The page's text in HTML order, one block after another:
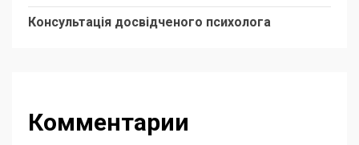
Консультація досвідченого психолога
Комментарии